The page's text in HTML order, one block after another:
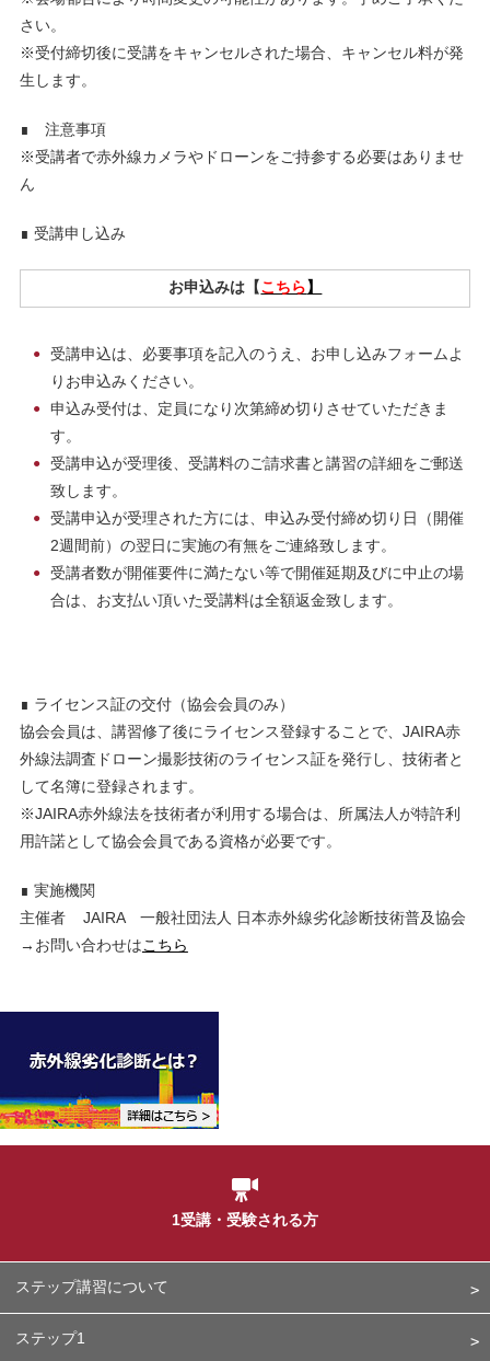
さい。
※受付締切後に受講をキャンセルされた場合、キャンセル料が発
生します。
∎ 注意事項
※受講者で赤外線カメラやドローンをご持参する必要はありませ
ん
∎ 受講申し込み
お申込みは【こちら】
受講申込は、必要事項を記入のうえ、お申し込みフォームよ
りお申込みください。
申込み受付は、定員になり次第締め切りさせていただきま
す。
受講申込が受理後、受講料のご請求書と講習の詳細をご郵送
致します。
受講申込が受理された方には、申込み受付締め切り日（開催
2週間前）の翌日に実施の有無をご連絡致します。
受講者数が開催要件に満たない等で開催延期及びに中止の場
合は、お支払い頂いた受講料は全額返金致します。
∎ ライセンス証の交付（協会会員のみ）
協会会員は、講習修了後にライセンス登録することで、JAIRA赤
外線法調査ドローン撮影技術のライセンス証を発行し、技術者と
して名簿に登録されます。
※JAIRA赤外線法を技術者が利用する場合は、所属法人が特許利
用許諾として協会会員である資格が必要です。
∎ 実施機関
主催者 JAIRA 一般社団法人 日本赤外線劣化診断技術普及協会
→お問い合わせはこちら

1受講・受験される方
ステップ講習について
ステップ1